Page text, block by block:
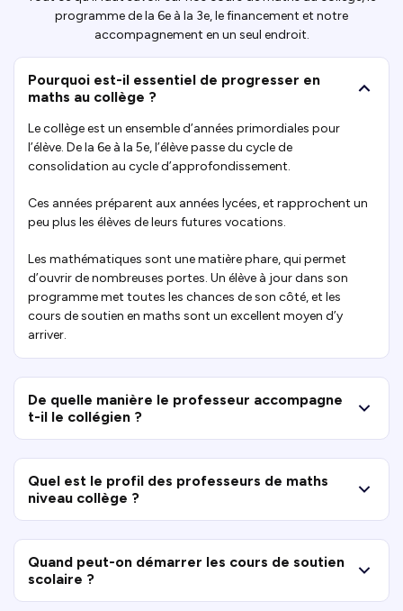
programme de la 6e à la 3e, le financement et notre
accompagnement en un seul endroit.
Pourquoi est-il essentiel de progresser en
maths au collège ?
Le collège est un ensemble d’années primordiales pour
l’élève. De la 6e à la 5e, l’élève passe du cycle de
consolidation au cycle d’approfondissement.
Ces années préparent aux années lycées, et rapprochent un
peu plus les élèves de leurs futures vocations.
Les mathématiques sont une matière phare, qui permet
d’ouvrir de nombreuses portes. Un élève à jour dans son
programme met toutes les chances de son côté, et les
cours de soutien en maths sont un excellent moyen d’y
arriver.
De quelle manière le professeur accompagne
t-il le collégien ?
Quel est le profil des professeurs de maths
niveau collège ?
Quand peut-on démarrer les cours de soutien
scolaire ?